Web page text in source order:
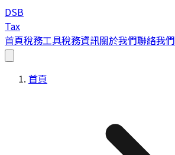
DSB
Tax
首頁稅務工具稅務資訊關於我們聯絡我們
首頁